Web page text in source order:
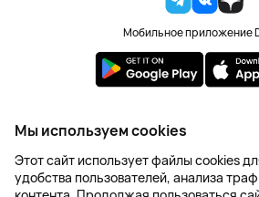
Мобильное приложение
2023-2026 © DoBuy. Все права
Правила обработки
Пользовательское
Оферта
Мы используем cookies
Этот сайт использует файлы cookies
удобства пользователей, анализа